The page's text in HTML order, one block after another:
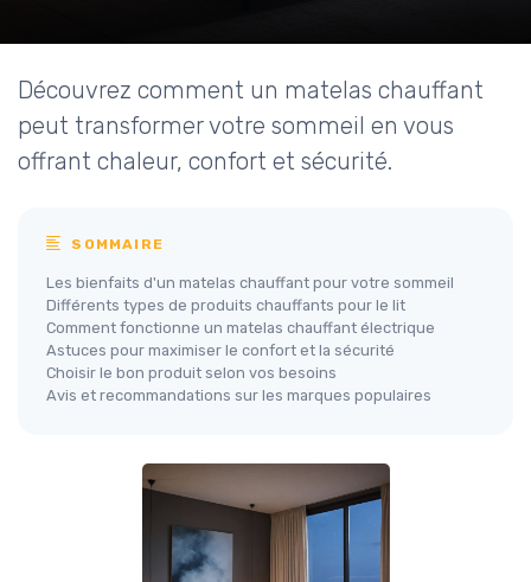
Découvrez comment un matelas chauffant
peut transformer votre sommeil en vous
offrant chaleur, confort et sécurité.
SOMMAIRE
Les bienfaits d'un matelas chauffant pour votre sommeil
Différents types de produits chauffants pour le lit
Comment fonctionne un matelas chauffant électrique
Astuces pour maximiser le confort et la sécurité
Choisir le bon produit selon vos besoins
Avis et recommandations sur les marques populaires